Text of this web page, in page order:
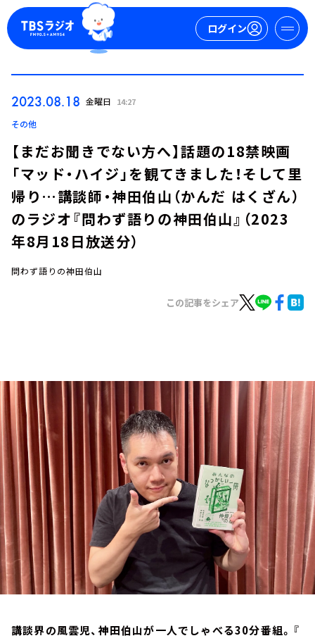
ログイン
週間番組表
2023.08.18 金曜日 14:27
その他
【まだお聞きでない方へ】話題の18禁映画
「マッド・ハイジ」を観てきました！そして里
帰り…講談師・神田伯山（かんだ はくざん）
のラジオ『問わず語りの神田伯山』（2023
年8月18日放送分）
問わず語りの神田伯山
この記事をシェア
講談界の風雲児、神田伯山が一人でしゃべる30分番組。『